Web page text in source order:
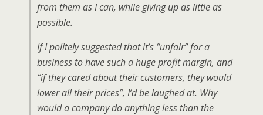
from them as I can, while giving up as little as
possible.
If I politely suggested that it’s “unfair” for a
business to have such a huge profit margin, and
“if they cared about their customers, they would
lower all their prices”, I’d be laughed at. Why
would a company do anything less than the